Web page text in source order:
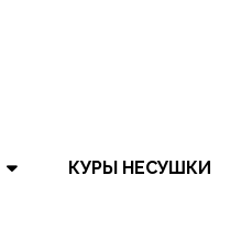
КУРЫ НЕСУШКИ